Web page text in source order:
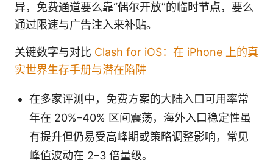
异，免费通道要么靠“偶尔开放”的临时节点，要么
通过限速与广告注入来补贴。
关键数字与对比 Clash for iOS：在 iPhone 上的真
实世界生存手册与潜在陷阱
在多家评测中，免费方案的大陆入口可用率常
年在 20%–40% 区间震荡，海外入口稳定性虽
有提升但仍易受高峰期或策略调整影响，常见
峰值波动在 2–3 倍量级。